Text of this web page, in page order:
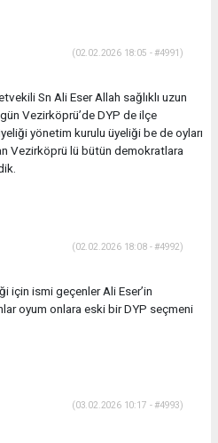
(02.02.2026 18:05 - #4991)
Sn Ali Eser Allah sağlıklı uzun
Vezirköprü’de DYP de ilçe
yönetim kurulu üyeliği be de oyları
Vezirköprü lü bütün demokratlara
(02.02.2026 18:08 - #4992)
için ismi geçenler Ali Eser’in
oyum onlara eski bir DYP seçmeni
(03.02.2026 10:17 - #4993)